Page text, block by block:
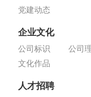
党建动态
企业文化
公司标识 公司
文化作品
人才招聘